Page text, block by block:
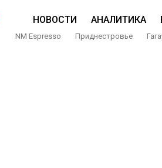
НОВОСТИ АНАЛИТИКА
NM Espresso Приднестровье